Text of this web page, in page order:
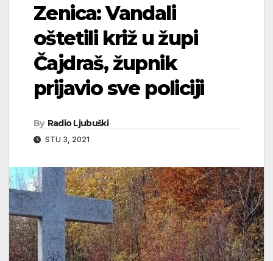
Zenica: Vandali
oštetili križ u župi
Čajdraš, župnik
prijavio sve policiji
By Radio Ljubuški
STU 3, 2021